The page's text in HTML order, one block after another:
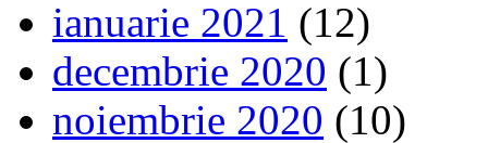
ianuarie 2021 (12)
decembrie 2020 (1)
noiembrie 2020 (10)